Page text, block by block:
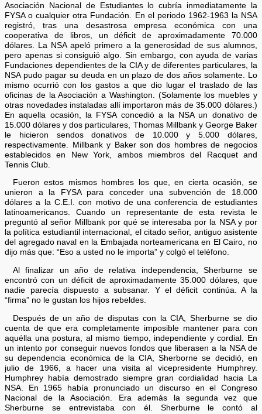
Asociación Nacional de Estudiantes lo cubría inmediatamente la
FYSA o cualquier otra Fundación. En el periodo 1962-1963 la NSA
registró, tras una desastrosa empresa económica con una
cooperativa de libros, un déficit de aproximadamente 70.000
dólares. La NSA apeló primero a la generosidad de sus alumnos,
pero apenas si consiguió algo. Sin embargo, con ayuda de varias
Fundaciones dependientes de la CIA y de diferentes particulares, la
NSA pudo pagar su deuda en un plazo de dos años solamente. Lo
mismo ocurrió con los gastos a que dio lugar el traslado de las
oficinas de la Asociación a Washington. (Solamente los muebles y
otras novedades instaladas allí importaron más de 35.000 dólares.)
En aquella ocasión, la FYSA concedió a la NSA un donativo de
15.000 dólares y dos particulares, Thomas Millbank y George Baker
le hicieron sendos donativos de 10.000 y 5.000 dólares,
respectivamente. Millbank y Baker son dos hombres de negocios
establecidos en New York, ambos miembros del Racquet and
Tennis Club.
Fueron estos mismos hombres los que, en cierta ocasión, se
unieron a la FYSA para conceder una subvención de 18.000
dólares a la C.E.I. con motivo de una conferencia de estudiantes
latinoamericanos. Cuando un representante de esta revista le
preguntó al señor Millbank por qué se interesaba por la NSA y por
la política estudiantil internacional, el citado señor, antiguo asistente
del agregado naval en la Embajada norteamericana en El Cairo, no
dijo más que: “Eso a usted no le importa” y colgó el teléfono.
Al finalizar un año de relativa independencia, Sherburne se
encontró con un déficit de aproximadamente 35.000 dólares, que
nadie parecía dispuesto a subsanar. Y el déficit continúa. A la
“firma” no le gustan los hijos rebeldes.
Después de un año de disputas con la CIA, Sherburne se dio
cuenta de que era completamente imposible mantener para con
aquélla una postura, al mismo tiempo, independiente y cordial. En
un intento por conseguir nuevos fondos que liberasen a la NSA de
su dependencia económica de la CIA, Sherborne se decidió, en
julio de 1966, a hacer una visita al vicepresidente Humphrey.
Humphrey había demostrado siempre gran cordialidad hacia La
NSA. En 1965 había pronunciado un discurso en el Congreso
Nacional de la Asociación. Era además la segunda vez que
Sherburne se entrevistaba con él. Sherburne le contó al